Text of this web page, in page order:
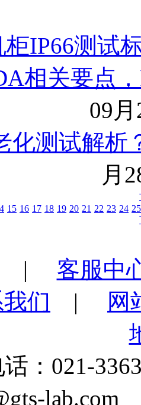
柜IP66测试
相关要点
09
化测试解析
月
15 16 17 18 19 20 21 22 23 24 25
| 客服中
们 |
网
话：021-